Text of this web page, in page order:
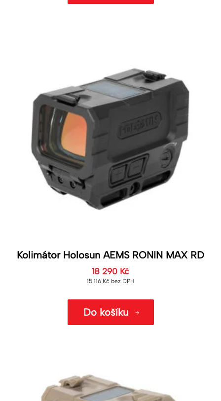
Kolimátor Holosun AEMS RONIN MAX RD
18 290 Kč
15 116 Kč bez DPH
Do košíku